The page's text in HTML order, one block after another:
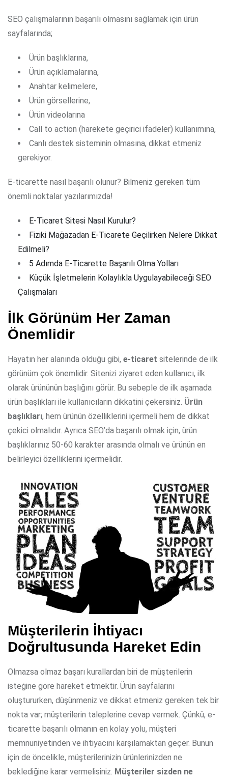
SEO çalışmalarının başarılı olmasını sağlamak için ürün
sayfalarında;
Ürün başlıklarına,
Ürün açıklamalarına,
Anahtar kelimelere,
Ürün görsellerine,
Ürün videolarına
Call to action (harekete geçirici ifadeler) kullanımına,
Canlı destek sisteminin olmasına, dikkat etmeniz
gerekiyor.
E-ticarette nasıl başarılı olunur? Bilmeniz gereken tüm
önemli noktalar yazılarımızda!
E-Ticaret Sitesi Nasıl Kurulur?
Fiziki Mağazadan E-Ticarete Geçilirken Nelere Dikkat
Edilmeli?
5 Adımda E-Ticarette Başarılı Olma Yolları
Küçük İşletmelerin Kolaylıkla Uygulayabileceği SEO
Çalışmaları
İlk Görünüm Her Zaman
Önemlidir
Hayatın her alanında olduğu gibi, e-ticaret sitelerinde de ilk
görünüm çok önemlidir. Sitenizi ziyaret eden kullanıcı, ilk
olarak ürününün başlığını görür. Bu sebeple de ilk aşamada
ürün başlıkları ile kullanıcıların dikkatini çekersiniz. Ürün
başlıkları, hem ürünün özelliklerini içermeli hem de dikkat
çekici olmalıdır. Ayrıca SEO’da başarılı olmak için, ürün
başlıklarınız 50-60 karakter arasında olmalı ve ürünün en
belirleyici özelliklerini içermelidir.
Müşterilerin İhtiyacı
Doğrultusunda Hareket Edin
Olmazsa olmaz başarı kurallardan biri de müşterilerin
isteğine göre hareket etmektir. Ürün sayfalarını
oluştururken, düşünmeniz ve dikkat etmeniz gereken tek bir
nokta var; müşterilerin taleplerine cevap vermek. Çünkü, e-
ticarette başarılı olmanın en kolay yolu, müşteri
memnuniyetinden ve ihtiyacını karşılamaktan geçer. Bunun
için de öncelikle, müşterilerinizin ürünlerinizden ne
beklediğine karar vermelisiniz. Müşteriler sizden ne